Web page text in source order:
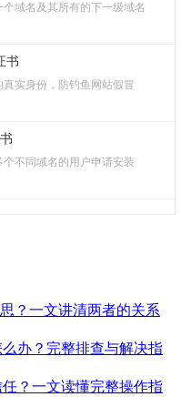
个域名及其所有的下一级域名
书
真实身份，防钓鱼网站假冒
个不同域名的用户申请安装
？一文讲清两者的关系
办？完整排查与解决指
？一文读懂完整操作指